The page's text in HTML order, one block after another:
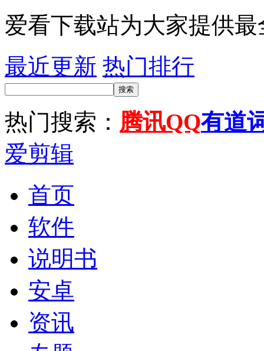
爱看下载站为大家提供
最近更新 热门排行
搜索
热门搜索： 腾讯QQ有道
爱剪辑
首页
软件
说明书
安卓
资讯